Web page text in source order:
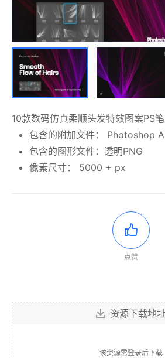
10款数码仿真柔顺头发特效图案PS笔
包含的附加文件： Photoshop
包含的图形文件：透明PNG
像素尺寸： 5000 + px
点赞
资源下载地址
该资源需登录后下载